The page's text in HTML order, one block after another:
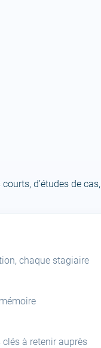
d’études de cas,
chaque stagiaire
à retenir auprès